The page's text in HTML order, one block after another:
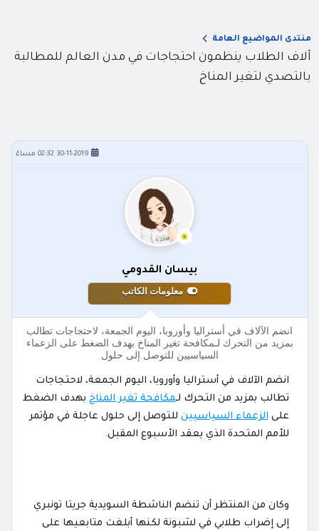
منتدى المواضيع العامة
آلاف الطلاب ينظمون احتجاجات في مدن العالم للمطالبة
بالتصدي لتغير المناخ
30-11-2019 02:32 مساءً
بيسان القدومي
معلومات الكاتب
انضم الآلاف في أستراليا وأوروبا، اليوم الجمعة، لاحتجاجات تطالب
بمزيد من التحرك لـمكافحة تغير المناخ بهدف الضغط على الزعماء
السياسيين للتوصل إلى حلول
انضم الآلاف في أستراليا وأوروبا، اليوم الجمعة، لاحتجاجات
تطالب بمزيد من التحرك لـمكافحة تغير المناخ بهدف الضغط
علىالزعماء السياسيينللتوصل إلى حلول عاجلة في مؤتمر
للأمم المتحدة الذي يعقد الأسبوع المقبل.
وكان من المنتظر أن تنضم الناشطة السويدية جريتا تونبري
إلى إضراب طلابي في لشبونة لكنها أبلغت متابعيها على